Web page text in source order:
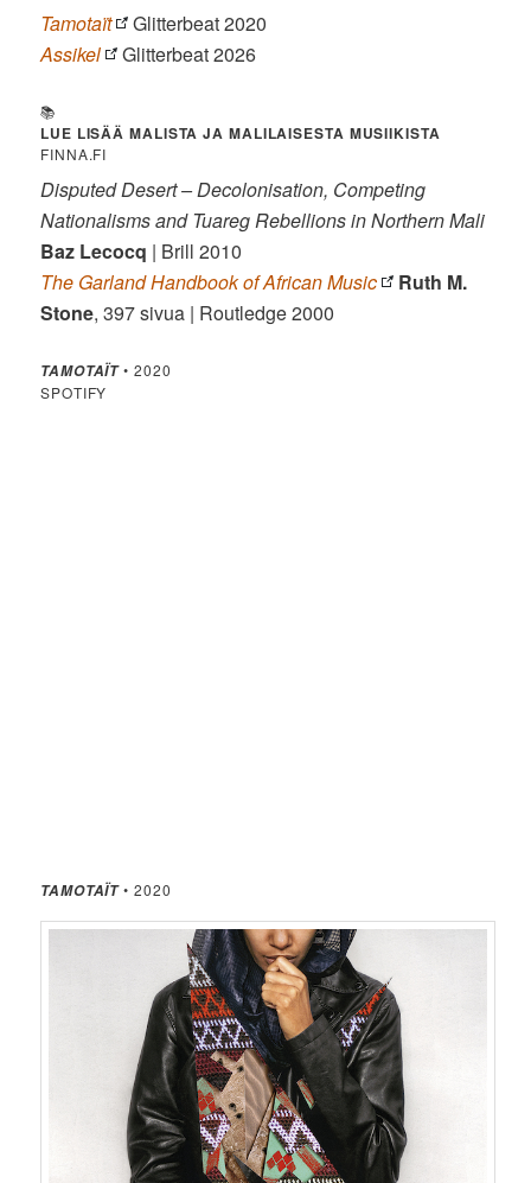
Tamotaït
Glitterbeat 2020
Assikel
Glitterbeat 2026
📚
LUE LISÄÄ MALISTA JA MALILAISESTA MUSIIKISTA
FINNA.FI
Disputed Desert – Decolonisation, Competing
Nationalisms and Tuareg Rebellions in Northern Mali
Baz Lecocq | Brill 2010
The Garland Handbook of African Music
Ruth M.
Stone, 397 sivua | Routledge 2000
TAMOTAÏT• 2020
SPOTIFY
TAMOTAÏT• 2020